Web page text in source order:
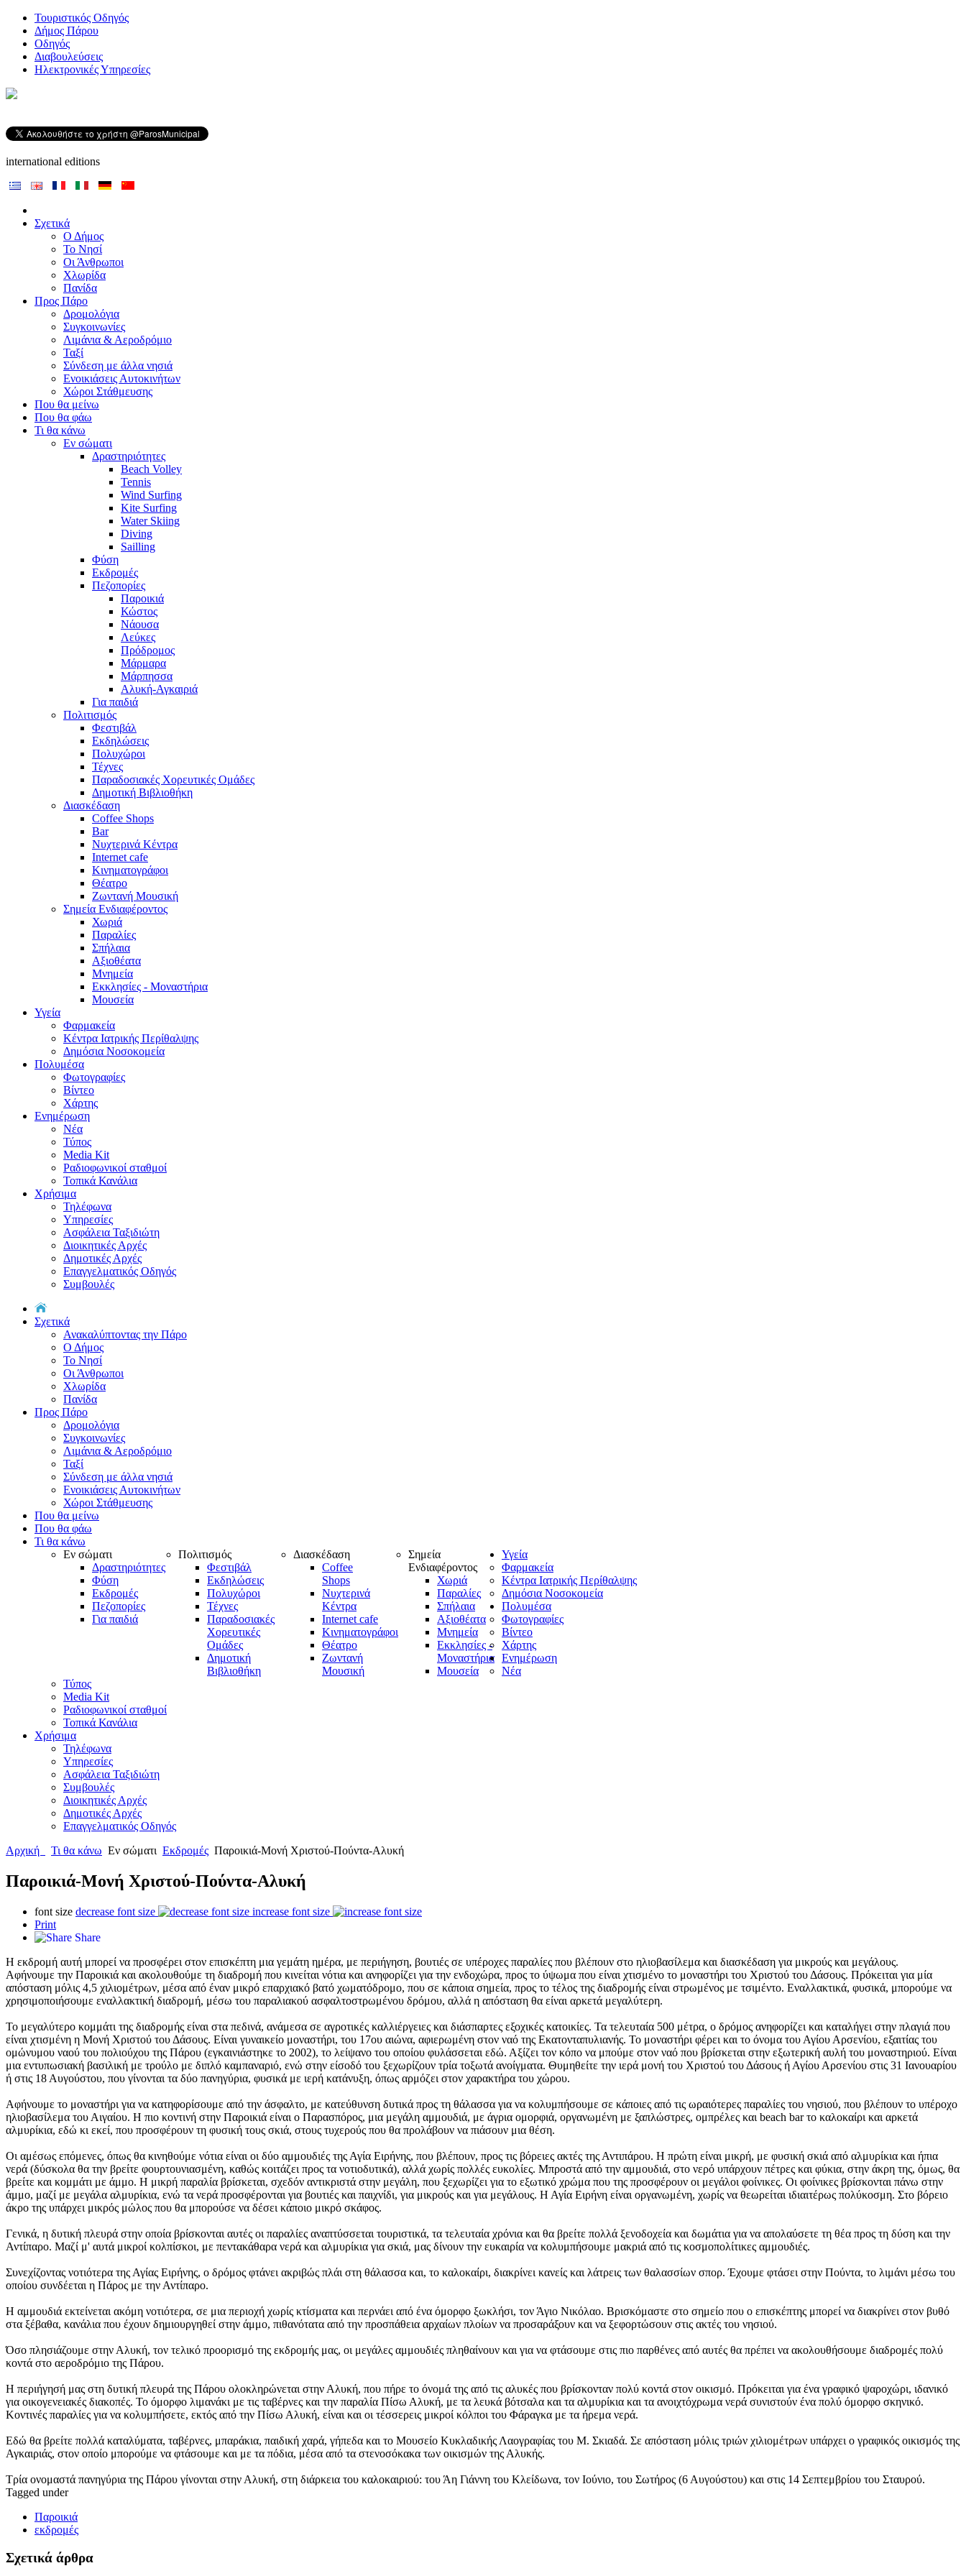
Τουριστικός Οδηγός
Δήμος Πάρου
Οδηγός
Διαβουλεύσεις
Ηλεκτρονικές Υπηρεσίες
international editions
Σχετικά
Ο Δήμος
Το Νησί
Οι Άνθρωποι
Χλωρίδα
Πανίδα
Προς Πάρο
Δρομολόγια
Συγκοινωνίες
Λιμάνια & Αεροδρόμιο
Ταξί
Σύνδεση με άλλα νησιά
Ενοικιάσεις Αυτοκινήτων
Χώροι Στάθμευσης
Που θα μείνω
Που θα φάω
Τι θα κάνω
Εν σώματι
Δραστηριότητες
Beach Volley
Tennis
Wind Surfing
Kite Surfing
Water Skiing
Diving
Sailling
Φύση
Εκδρομές
Πεζοπορίες
Παροικιά
Κώστος
Νάουσα
Λεύκες
Πρόδρομος
Μάρμαρα
Μάρπησσα
Αλυκή-Αγκαιριά
Για παιδιά
Πολιτισμός
Φεστιβάλ
Εκδηλώσεις
Πολυχώροι
Τέχνες
Παραδοσιακές Χορευτικές Ομάδες
Δημοτική Βιβλιοθήκη
Διασκέδαση
Coffee Shops
Bar
Νυχτερινά Κέντρα
Internet cafe
Κινηματογράφοι
Θέατρο
Ζωντανή Μουσική
Σημεία Ενδιαφέροντος
Χωριά
Παραλίες
Σπήλαια
Αξιοθέατα
Μνημεία
Εκκλησίες - Μοναστήρια
Μουσεία
Υγεία
Φαρμακεία
Κέντρα Ιατρικής Περίθαλψης
Δημόσια Νοσοκομεία
Πολυμέσα
Φωτογραφίες
Bίντεο
Χάρτης
Ενημέρωση
Νέα
Τύπος
Media Kit
Ραδιοφωνικοί σταθμοί
Τοπικά Κανάλια
Χρήσιμα
Τηλέφωνα
Υπηρεσίες
Ασφάλεια Ταξιδιώτη
Διοικητικές Αρχές
Δημοτικές Αρχές
Επαγγελματικός Οδηγός
Συμβουλές
Σχετικά
Ανακαλύπτοντας την Πάρο
Ο Δήμος
Το Νησί
Οι Άνθρωποι
Χλωρίδα
Πανίδα
Προς Πάρο
Δρομολόγια
Συγκοινωνίες
Λιμάνια & Αεροδρόμιο
Ταξί
Σύνδεση με άλλα νησιά
Ενοικιάσεις Αυτοκινήτων
Χώροι Στάθμευσης
Που θα μείνω
Που θα φάω
Τι θα κάνω
Εν σώματι
Δραστηριότητες
Φύση
Εκδρομές
Πεζοπορίες
Για παιδιά
Πολιτισμός
Φεστιβάλ
Εκδηλώσεις
Πολυχώροι
Τέχνες
Παραδοσιακές
Χορευτικές
Ομάδες
Δημοτική
Βιβλιοθήκη
Διασκέδαση
Coffee
Shops
Νυχτερινά
Κέντρα
Internet cafe
Κινηματογράφοι
Θέατρο
Ζωντανή
Μουσική
Σημεία
Ενδιαφέροντος
Χωριά
Παραλίες
Σπήλαια
Αξιοθέατα
Μνημεία
Εκκλησίες -
Μοναστήρια
Μουσεία
Υγεία
Φαρμακεία
Κέντρα Ιατρικής Περίθαλψης
Δημόσια Νοσοκομεία
Πολυμέσα
Φωτογραφίες
Bίντεο
Χάρτης
Ενημέρωση
Νέα
Τύπος
Media Kit
Ραδιοφωνικοί σταθμοί
Τοπικά Κανάλια
Χρήσιμα
Τηλέφωνα
Υπηρεσίες
Ασφάλεια Ταξιδιώτη
Συμβουλές
Διοικητικές Αρχές
Δημοτικές Αρχές
Επαγγελματικός Οδηγός
Αρχική
Τι θα κάνω Εν σώματι Εκδρομές Παροικιά-Μονή Χριστού-Πούντα-Αλυκή
Παροικιά-Μονή Χριστού-Πούντα-Αλυκή
font size decrease font size
increase font size
Print
Share
Η εκδρομή αυτή μπορεί να προσφέρει στον επισκέπτη μια γεμάτη ημέρα, με περιήγηση, βουτιές σε υπέροχες παραλίες που βλέπουν στο ηλιοβασίλεμα και διασκέδαση για μικρούς και μεγάλους.
Αφήνουμε την Παροικιά και ακολουθούμε τη διαδρομή που κινείται νότια και ανηφορίζει για την ενδοχώρα, προς το ύψωμα που είναι χτισμένο το μοναστήρι του Χριστού του Δάσους. Πρόκειται για μία
απόσταση μόλις 4,5 χιλιομέτρων, μέσα από έναν μικρό επαρχιακό βατό χωματόδρομο, που σε κάποια σημεία, προς το τέλος της διαδρομής είναι στρωμένος με τσιμέντο. Εναλλακτικά, φυσικά, μπορούμε να
χρησιμοποιήσουμε εναλλακτική διαδρομή, μέσω του παραλιακού ασφαλτοστρωμένου δρόμου, αλλά η απόσταση θα είναι αρκετά μεγαλύτερη.
Το μεγαλύτερο κομμάτι της διαδρομής είναι στα πεδινά, ανάμεσα σε αγροτικές καλλιέργειες και διάσπαρτες εξοχικές κατοικίες. Τα τελευταία 500 μέτρα, ο δρόμος ανηφορίζει και καταλήγει στην πλαγιά που
είναι χτισμένη η Μονή Χριστού του Δάσους. Είναι γυναικείο μοναστήρι, του 17ου αιώνα, αφιερωμένη στον ναό της Εκατονταπυλιανής. Το μοναστήρι φέρει και το όνομα του Αγίου Αρσενίου, εξαιτίας του
ομώνυμου ναού του πολιούχου της Πάρου (εγκαινιάστηκε το 2002), το λείψανο του οποίου φυλάσσεται εδώ. Αξίζει τον κόπο να μπούμε στον ναό που βρίσκεται στην εξωτερική αυλή του μοναστηριού. Είναι
μια εντυπωσιακή βασιλική με τρούλο με διπλό καμπαναριό, ενώ στην είσοδό του ξεχωρίζουν τρία τοξωτά ανοίγματα. Θυμηθείτε την ιερά μονή του Χριστού του Δάσους ή Αγίου Αρσενίου στις 31 Ιανουαρίου
ή στις 18 Αυγούστου, που γίνονται τα δύο πανηγύρια, φυσικά με ιερή κατάνυξη, όπως αρμόζει στον χαρακτήρα του χώρου.
Αφήνουμε το μοναστήρι για να κατηφορίσουμε από την άσφαλτο, με κατεύθυνση δυτικά προς τη θάλασσα για να κολυμπήσουμε σε κάποιες από τις ωραιότερες παραλίες του νησιού, που βλέπουν το υπέροχο
ηλιοβασίλεμα του Αιγαίου. Η πιο κοντινή στην Παροικιά είναι ο Παρασπόρος, μια μεγάλη αμμουδιά, με άγρια ομορφιά, οργανωμένη με ξαπλώστρες, ομπρέλες και beach bar το καλοκαίρι και αρκετά
αλμυρίκια, εδώ κι εκεί, που προσφέρουν τη φυσική τους σκιά, στους τυχερούς που θα προλάβουν να πιάσουν μια θέση.
Οι αμέσως επόμενες, όπως θα κινηθούμε νότια είναι οι δύο αμμουδιές της Αγία Ειρήνης, που βλέπουν, προς τις βόρειες ακτές της Αντιπάρου. Η πρώτη είναι μικρή, με φυσική σκιά από αλμυρίκια και ήπια
νερά (δύσκολα θα την βρείτε φουρτουνιασμένη, καθώς κοιτάζει προς τα νοτιοδυτικά), αλλά χωρίς πολλές ευκολίες. Μπροστά από την αμμουδιά, στο νερό υπάρχουν πέτρες και φύκια, στην άκρη της, όμως, θα
βρείτε και κομμάτι με άμμο. Η μικρή παραλία βρίσκεται, σχεδόν αντικριστά στην μεγάλη, που ξεχωρίζει για το εξωτικό χρώμα που της προσφέρουν οι μεγάλοι φοίνικες. Οι φοίνικες βρίσκονται πάνω στην
άμμο, μαζί με μεγάλα αλμυρίκια, ενώ τα νερά προσφέρονται για βουτιές και παιχνίδι, για μικρούς και για μεγάλους. Η Αγία Ειρήνη είναι οργανωμένη, χωρίς να θεωρείται ιδιαιτέρως πολύκοσμη. Στο βόρειο
άκρο της υπάρχει μικρός μώλος που θα μπορούσε να δέσει κάποιο μικρό σκάφος.
Γενικά, η δυτική πλευρά στην οποία βρίσκονται αυτές οι παραλίες αναπτύσσεται τουριστικά, τα τελευταία χρόνια και θα βρείτε πολλά ξενοδοχεία και δωμάτια για να απολαύσετε τη θέα προς τη δύση και την
Αντίπαρο. Μαζί μ' αυτά μικροί κολπίσκοι, με πεντακάθαρα νερά και αλμυρίκια για σκιά, μας δίνουν την ευκαιρία να κολυμπήσουμε μακριά από τις κοσμοπολίτικες αμμουδιές.
Συνεχίζοντας νοτιότερα της Αγίας Ειρήνης, ο δρόμος φτάνει ακριβώς πλάι στη θάλασσα και, το καλοκαίρι, διακρίνει κανείς και λάτρεις των θαλασσίων σπορ. Έχουμε φτάσει στην Πούντα, το λιμάνι μέσω του
οποίου συνδέεται η Πάρος με την Αντίπαρο.
Η αμμουδιά εκτείνεται ακόμη νοτιότερα, σε μια περιοχή χωρίς κτίσματα και περνάει από ένα όμορφο ξωκλήσι, τον Άγιο Νικόλαο. Βρισκόμαστε στο σημείο που ο επισκέπτης μπορεί να διακρίνει στον βυθό
στα ξέβαθα, κανάλια που έχουν δημιουργηθεί στην άμμο, πιθανότατα από την προσπάθεια αρχαίων πλοίων να προσαράξουν και να ξεφορτώσουν στις ακτές του νησιού.
Όσο πλησιάζουμε στην Αλυκή, τον τελικό προορισμό της εκδρομής μας, οι μεγάλες αμμουδιές πληθαίνουν και για να φτάσουμε στις πιο παρθένες από αυτές θα πρέπει να ακολουθήσουμε διαδρομές πολύ
κοντά στο αεροδρόμιο της Πάρου.
Η περιήγησή μας στη δυτική πλευρά της Πάρου ολοκληρώνεται στην Αλυκή, που πήρε το όνομά της από τις αλυκές που βρίσκονταν πολύ κοντά στον οικισμό. Πρόκειται για ένα γραφικό ψαροχώρι, ιδανικό
για οικογενειακές διακοπές. Το όμορφο λιμανάκι με τις ταβέρνες και την παραλία Πίσω Αλυκή, με τα λευκά βότσαλα και τα αλμυρίκια και τα ανοιχτόχρωμα νερά συνιστούν ένα πολύ όμορφο σκηνικό.
Κοντινές παραλίες για να κολυμπήσετε, εκτός από την Πίσω Αλυκή, είναι και οι τέσσερεις μικροί κόλποι του Φάραγκα με τα ήρεμα νερά.
Εδώ θα βρείτε πολλά καταλύματα, ταβέρνες, μπαράκια, παιδική χαρά, γήπεδα και το Μουσείο Κυκλαδικής Λαογραφίας του Μ. Σκιαδά. Σε απόσταση μόλις τριών χιλιομέτρων υπάρχει ο γραφικός οικισμός της
Αγκαιριάς, στον οποίο μπορούμε να φτάσουμε και με τα πόδια, μέσα από τα στενοσόκακα των οικισμών της Αλυκής.
Τρία ονομαστά πανηγύρια της Πάρου γίνονται στην Αλυκή, στη διάρκεια του καλοκαιριού: του Άη Γιάννη του Κλείδωνα, τον Ιούνιο, του Σωτήρος (6 Αυγούστου) και στις 14 Σεπτεμβρίου του Σταυρού.
Tagged under
Παροικιά
εκδρομές
Σχετικά άρθρα